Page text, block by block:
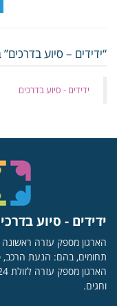
“ידידים – סיוע
‏ידידים - סיוע בדרכים
ידידים - סיוע
הארגון מספק עזרה
תחומים, בהם: הנעת הרכב,
וחגים.